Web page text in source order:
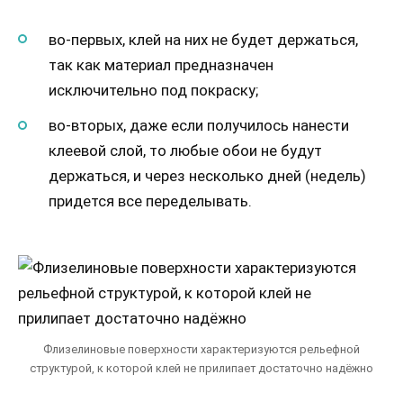
во-первых, клей на них не будет держаться,
так как материал предназначен
исключительно под покраску;
во-вторых, даже если получилось нанести
клеевой слой, то любые обои не будут
держаться, и через несколько дней (недель)
придется все переделывать.
Флизелиновые поверхности характеризуются рельефной
структурой, к которой клей не прилипает достаточно надёжно